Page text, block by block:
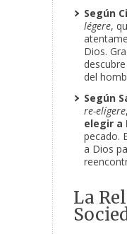
Según
légere,
Dios.
del
Según
re-elígere
elegir a
pecado.
a Dios
La